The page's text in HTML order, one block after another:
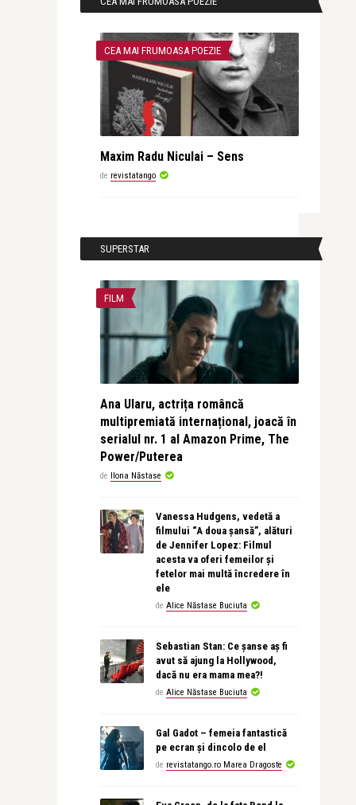
CEA MAI FRUMOASA POEZIE
Maxim Radu Niculai – Sens
de revistatango
SUPERSTAR
FILM
Ana Ularu, actrița româncă
multipremiată internațional, joacă în
serialul nr. 1 al Amazon Prime, The
Power/Puterea
de Ilona Năstase
Vanessa Hudgens, vedetă a
filmului “A doua șansă”, alături
de Jennifer Lopez: Filmul
acesta va oferi femeilor și
fetelor mai multă încredere în
ele
de Alice Năstase Buciuta
Sebastian Stan: Ce șanse aș fi
avut să ajung la Hollywood,
dacă nu era mama mea?!
de Alice Năstase Buciuta
Gal Gadot – femeia fantastică
pe ecran și dincolo de el
de revistatango.ro Marea Dragoste